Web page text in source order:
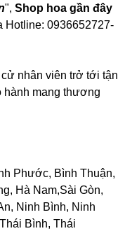
", Shop hoa gần đây
Hotline: 0936652727-
nhân viên trở tới tận
hành mang thương
Phước, Bình Thuận,
Hà Nam,Sài Gòn,
Ninh Bình, Ninh
Bình, Thái